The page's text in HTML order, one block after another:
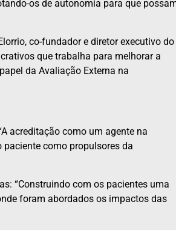
os de autonomia para que
co-fundador e diretor executivo do
que trabalha para melhorar a
da Avaliação Externa na
acreditação como um agente na
paciente como propulsores da
“Construindo com os pacientes uma
foram abordados os impactos das